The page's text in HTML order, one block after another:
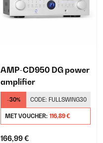
AMP-CD950 DG power
amplifier
-30% CODE: FULLSWING30
MET VOUCHER: 116,89 €
166,99 €